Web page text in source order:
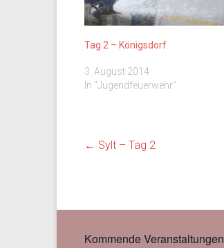
Tag 2 – Königsdorf
3. August 2014
In "Jugendfeuerwehr"
← Sylt – Tag 2
Kommende Veranstaltungen